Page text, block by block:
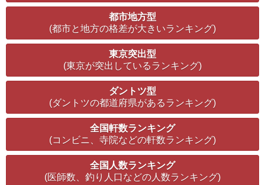
都市地方型
(都市と地方の格差が大きいランキング)
東京突出型
(東京が突出しているランキング)
ダントツ型
(ダントツの都道府県があるランキング)
全国軒数ランキング
(コンビニ、寺院などの軒数ランキング)
全国人数ランキング
(医師数、釣り人口などの人数ランキング)